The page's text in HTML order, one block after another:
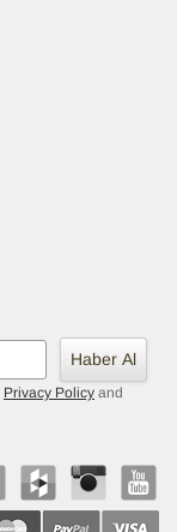
Haber Al
Privacy Policy and